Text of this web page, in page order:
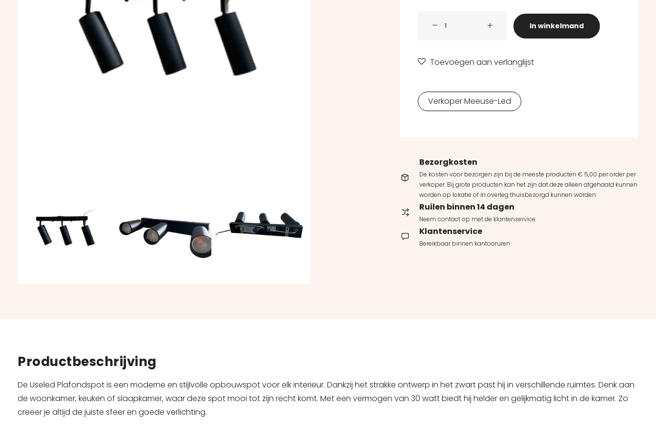
Useled - Plafondspot - Triac dimbaar - Zwart aantal
In winkelmand
Toevoegen aan verlanglijst
Verkoper Meeuse-Led
Bezorgkosten
De kosten voor bezorgen zijn bij de meeste producten € 5,00 per order per
verkoper. Bij grote producten kan het zijn dat deze alleen afgehaald kunnen
worden op lokatie of in overleg thuisbezorgd kunnen worden.
Ruilen binnen 14 dagen
Neem contact op met de klantenservice
Klantenservice
Bereikbaar binnen kantooruren
Productbeschrijving
De Useled Plafondspot is een moderne en stijlvolle opbouwspot voor elk interieur. Dankzij het strakke ontwerp in het zwart past hij in verschillende ruimtes. Denk aan
de woonkamer, keuken of slaapkamer, waar deze spot mooi tot zijn recht komt. Met een vermogen van 30 watt biedt hij helder en gelijkmatig licht in de kamer. Zo
creëer je altijd de juiste sfeer en goede verlichting.